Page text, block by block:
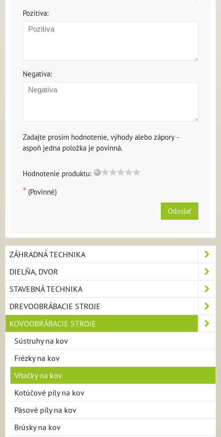
Pozitíva:
Negatíva:
Zadajte prosím hodnotenie, výhody alebo zápory -
aspoň jedna položka je povinná.
Hodnotenie produktu:
* (Povinné)
Odoslať
ZÁHRADNÁ TECHNIKA
DIELŇA, DVOR
STAVEBNÁ TECHNIKA
DREVOOBRÁBACIE STROJE
KOVOOBRÁBACIE STROJE
Sústruhy na kov
Frézky na kov
Vŕtačky na kov
Kotúčové píly na kov
Pásové píly na kov
Brúsky na kov